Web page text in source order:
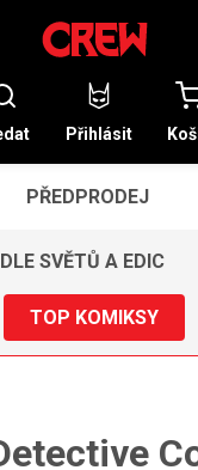
Přihlásit
PŘEDPRODEJ
DLE SVĚTŮ A EDIC
TOP KOMIKSY